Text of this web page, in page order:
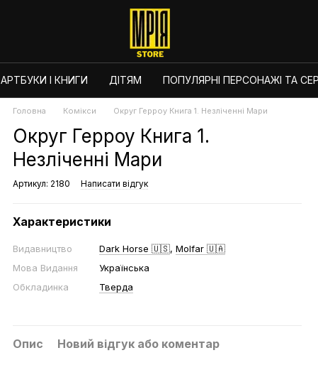
АРТБУКИ І КНИГИ ДІТЯМ ПОПУЛЯРНІ ПЕРСОНАЖІ ТА
Головна Комікси Округ Герроу Книга 1. Незліченні Мари
Округ Герроу Книга 1.
Незліченні Мари
Артикул: 2180 Написати відгук
Характеристики
Видавництво Dark Horse 🇺🇸, Molfar 🇺🇦
Мова Видання
Українська
Обкладинка
Тверда
Опис Новий відгук або коментар